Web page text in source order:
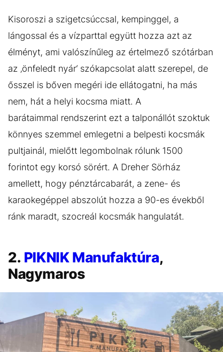
Kisoroszi a szigetcsúccsal, kempinggel, a
lángossal és a vízparttal együtt hozza azt az
élményt, ami valószínűleg az értelmező szótárban
az ‚önfeledt nyár‘ szókapcsolat alatt szerepel, de
ősszel is bőven megéri ide ellátogatni, ha más
nem, hát a helyi kocsma miatt. A
barátaimmal rendszerint ezt a talponállót szoktuk
könnyes szemmel emlegetni a belpesti kocsmák
pultjainál, mielőtt legombolnak rólunk 1500
forintot egy korsó sörért. A Dreher Sörház
amellett, hogy pénztárcabarát, a zene- és
karaokegéppel abszolút hozza a 90-es évekből
ránk maradt, szocreál kocsmák hangulatát.
2. PIKNIK Manufaktúra,
Nagymaros